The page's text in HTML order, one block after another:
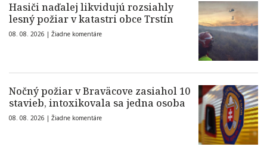
Hasiči naďalej likvidujú rozsiahly
lesný požiar v katastri obce Trstín
08. 08. 2026 | Žiadne komentáre
Nočný požiar v Braväcove zasiahol 10
stavieb, intoxikovala sa jedna osoba
08. 08. 2026 | Žiadne komentáre